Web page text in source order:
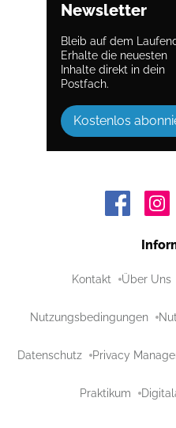
Newsletter
Bleib auf dem
Erhalte die neuesten
Inhalte direkt in dein
Postfach.
Kostenlos
Kontakt Über Uns
Nutzungsbedingungen
Datenschutz Privacy
Praktikum